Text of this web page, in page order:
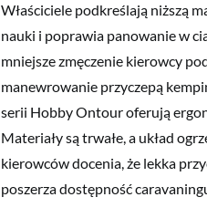
Właściciele podkreślają niższą
nauki i poprawia panowanie w
mniejsze zmęczenie kierowcy
manewrowanie przyczepą
serii Hobby Ontour oferują
Materiały są trwałe, a układ
kierowców docenia, że lekka
poszerza dostępność